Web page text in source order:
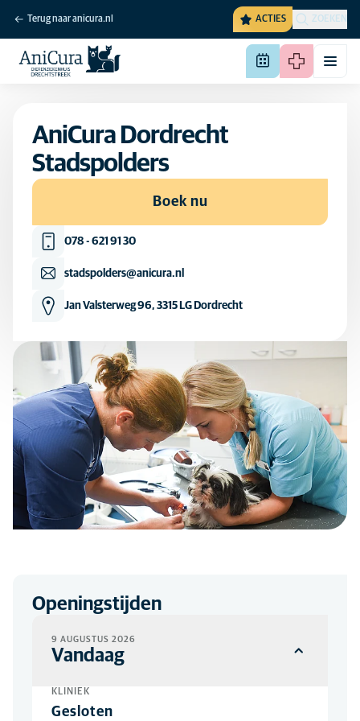
Terug naar anicura.nl ACTIES ZOEKEN
AniCura Dordrecht
Stadspolders
Boek nu
078 - 621 91 30
stadspolders@anicura.nl
Jan Valsterweg 96, 3315 LG Dordrecht
Openingstijden
9 AUGUSTUS 2026
Vandaag
KLINIEK
Gesloten